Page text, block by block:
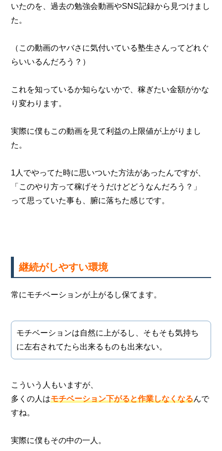
いたのを、過去の勉強会動画やSNS記録から見つけまし
た。
（この動画のヤバさに気付いている塾生さんってどれぐ
らいいるんだろう？）
これを知っているか知らないかで、稼ぎたい金額がかな
り変わります。
実際に僕もこの動画を見て利益の上限値が上がりまし
た。
1人でやってた時に思いついた方法があったんですが、
「このやり方って稼げそうだけどどうなんだろう？」
って思っていた事も、腑に落ちた感じです。
継続がしやすい環境
常にモチベーションが上がるし保てます。
モチベーションは自然に上がるし、そもそも気持ち
に左右されてたら出来るものも出来ない。
こういう人もいますが、
多くの人はモチベーション下がると作業しなくなるんで
すね。
実際に僕もその中の一人。